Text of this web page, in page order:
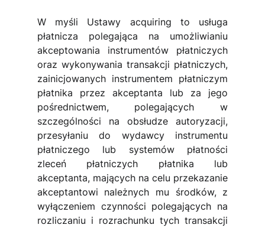
W myśli Ustawy acquiring to usługa
płatnicza polegająca na umożliwianiu
akceptowania instrumentów płatniczych
oraz wykonywania transakcji płatniczych,
zainicjowanych instrumentem płatniczym
płatnika przez akceptanta lub za jego
pośrednictwem, polegających w
szczególności na obsłudze autoryzacji,
przesyłaniu do wydawcy instrumentu
płatniczego lub systemów płatności
zleceń płatniczych płatnika lub
akceptanta, mających na celu przekazanie
akceptantowi należnych mu środków, z
wyłączeniem czynności polegających na
rozliczaniu i rozrachunku tych transakcji